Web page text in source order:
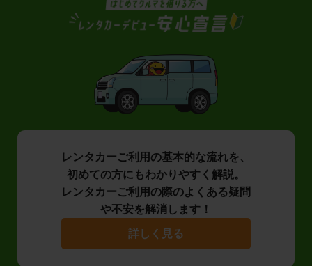
レンタカーご利用の基本的な流れを、
初めての方にもわかりやすく解説。
レンタカーご利用の際のよくある疑問
や不安を解消します！
詳しく見る